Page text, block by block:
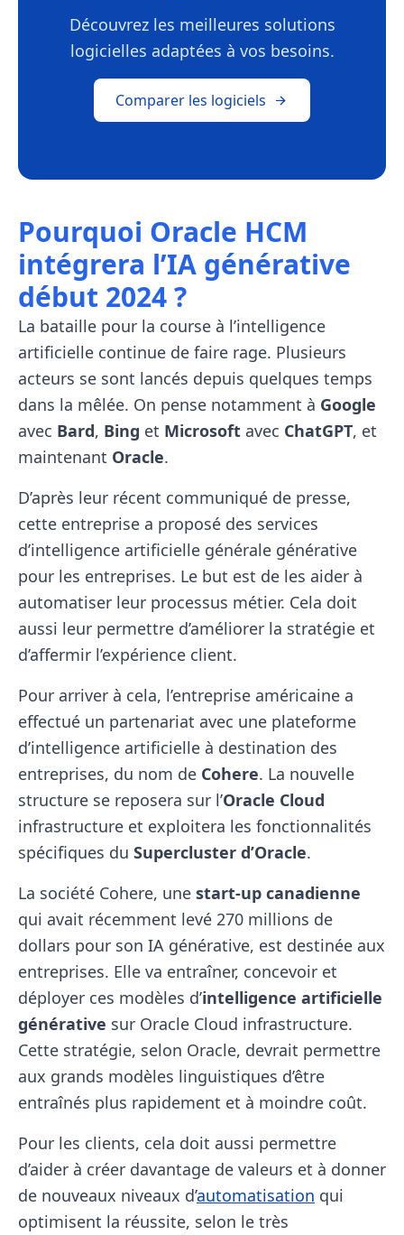
Découvrez les meilleures solutions
logicielles adaptées à vos besoins.
Comparer les logiciels
Pourquoi Oracle HCM
intégrera l’IA générative
début 2024 ?
La bataille pour la course à l’intelligence
artificielle continue de faire rage. Plusieurs
acteurs se sont lancés depuis quelques temps
dans la mêlée. On pense notamment à Google
avec Bard, Bing et Microsoft avec ChatGPT, et
maintenant Oracle.
D’après leur récent communiqué de presse,
cette entreprise a proposé des services
d’intelligence artificielle générale générative
pour les entreprises. Le but est de les aider à
automatiser leur processus métier. Cela doit
aussi leur permettre d’améliorer la stratégie et
d’affermir l’expérience client.
Pour arriver à cela, l’entreprise américaine a
effectué un partenariat avec une plateforme
d’intelligence artificielle à destination des
entreprises, du nom de Cohere. La nouvelle
structure se reposera sur l’Oracle Cloud
infrastructure et exploitera les fonctionnalités
spécifiques du Supercluster d’Oracle.
La société Cohere, une start-up canadienne
qui avait récemment levé 270 millions de
dollars pour son IA générative, est destinée aux
entreprises. Elle va entraîner, concevoir et
déployer ces modèles d’intelligence artificielle
générative sur Oracle Cloud infrastructure.
Cette stratégie, selon Oracle, devrait permettre
aux grands modèles linguistiques d’être
entraînés plus rapidement et à moindre coût.
Pour les clients, cela doit aussi permettre
d’aider à créer davantage de valeurs et à donner
de nouveaux niveaux d’automatisation qui
optimisent la réussite, selon le très